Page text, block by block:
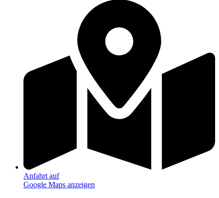
Anfahrt auf
Google Maps anzeigen